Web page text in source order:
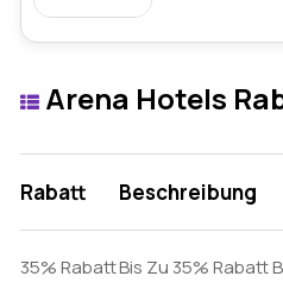
Arena Hotels
Rabatt Beschreibung
35% RabattBis Zu 35% Rabatt